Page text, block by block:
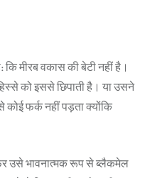
मीरब वकास की बेटी नहीं है।
को इससे छिपाती है। या उसने
फर्क नहीं पड़ता क्योंकि
उसे भावनात्मक रूप से ब्लैकमेल